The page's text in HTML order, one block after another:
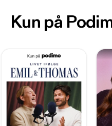
Kun på